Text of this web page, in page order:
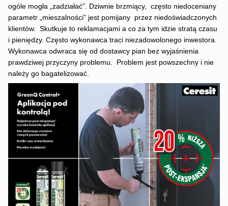
ogóle mogła „zadziałać”. Dziwnie brzmiący, często niedoceniany
parametr „mieszalności” jest pomijany przez niedoświadczonych
klientów. Skutkuje to reklamacjami a co za tym idzie stratą czasu
i pieniędzy. Często wykonawca traci niezadowolonego inwestora.
Wykonawca odwraca się od dostawcy pian bez wyjaśnienia
prawdziwej przyczyny problemu. Problem jest powszechny i nie
należy go bagatelizować.